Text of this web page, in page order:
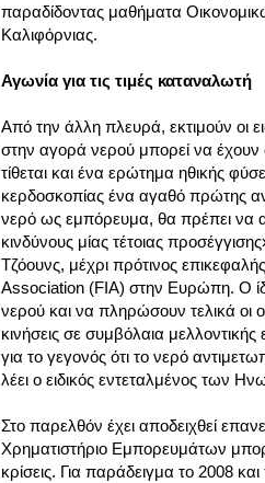
παραδίδοντας μαθήματα
Καλιφόρνιας.
Αγωνία για τις τιμές καταναλωτή
Από την άλλη πλευρά, εκτιμούν οι
στην αγορά νερού μπορεί να έχουν
τίθεται και ένα ερώτημα ηθικής
κερδοσκοπίας ένα αγαθό πρώτης
νερό ως εμπόρευμα, θα πρέπει να
κινδύνους μίας τέτοιας
Τζόουνς, μέχρι πρότινος
Association (FIA) στην Ευρώπη. Ο
νερού και να πληρώσουν τελικά οι
κινήσεις σε συμβόλαια
για το γεγονός ότι το νερό
λέει ο ειδικός εντεταλμένος των
Στο παρελθόν έχει αποδειχθεί
Χρηματιστήριο Εμπορευμάτων
κρίσεις. Για παράδειγμα το 2008